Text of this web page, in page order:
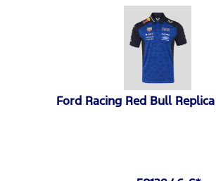
Ford Racing Red Bull